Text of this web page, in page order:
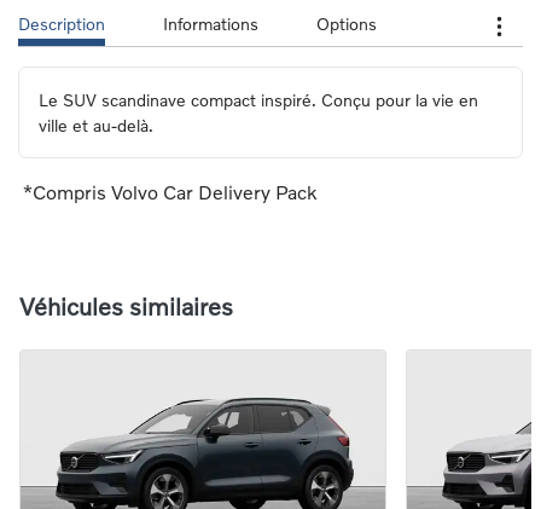
Description Informations Options
Le SUV scandinave compact inspiré. Conçu pour la vie en
ville et au-delà.
*Compris Volvo Car Delivery Pack
Véhicules similaires